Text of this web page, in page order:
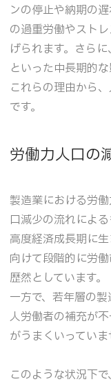
ンの停止や納期の
の過重労働やスト
げられます。さら
といった中長期的
これらの理由から
です。
労働力人口の
製造業における労
口減少の流れによる
高度経済成長期に
向けて段階的に労
歴然としています。
一方で、若年層の
人労働者の補充が
がうまくいっていま
このような状況下